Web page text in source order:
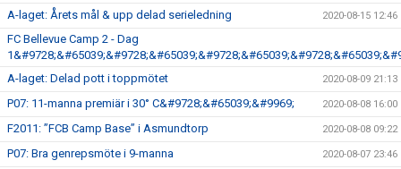
A-laget: Årets mål & upp delad serieledning 2020-08-15 12:46
FC Bellevue Camp 2 - Dag
A-laget: Delad pott i toppmötet
2020-08-09 21:13
P07: 11-manna premiär i 30° C&#9728;&#65039;&#9969; 2020-08-08 16:00
F2011: ”FCB Camp Base” i Asmundtorp 2020-08-08 09:22
P07: Bra genrepsmöte i 9-manna 2020-08-07 23:46